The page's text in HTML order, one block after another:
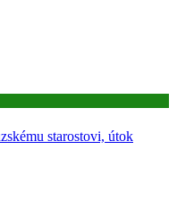
starostovi, útok